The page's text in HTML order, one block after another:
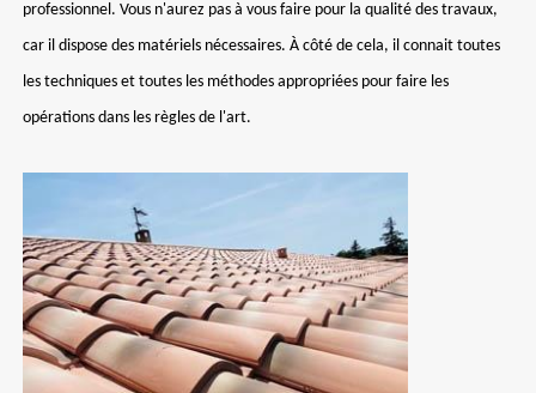
professionnel. Vous n'aurez pas à vous faire pour la qualité des travaux,
car il dispose des matériels nécessaires. À côté de cela, il connait toutes
les techniques et toutes les méthodes appropriées pour faire les
opérations dans les règles de l'art.